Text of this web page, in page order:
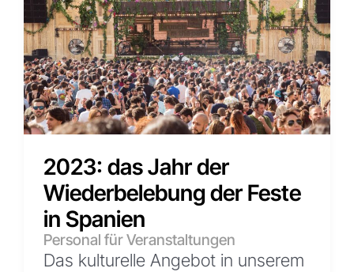
2023: das Jahr der
Wiederbelebung der Feste
in Spanien
Personal für Veranstaltungen
Das kulturelle Angebot in unserem